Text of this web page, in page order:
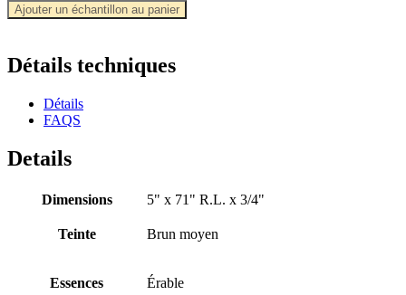
Ajouter un échantillon au panier
Détails techniques
Détails
FAQS
Details
Dimensions 5" x 71" R.L. x 3/4"
Teinte Brun moyen
Essences Érable